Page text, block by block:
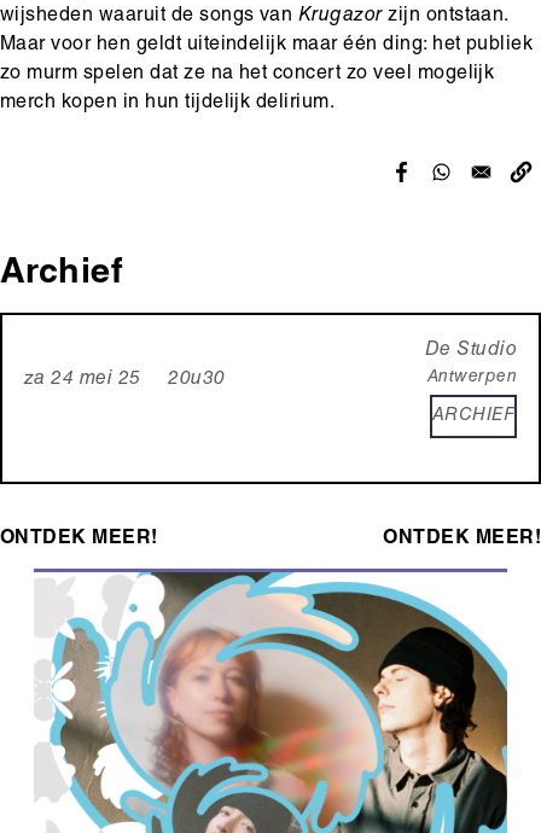
wijsheden waaruit de songs van Krugazorzijn ontstaan.
Maar voor hen geldt uiteindelijk maar één ding: het publiek
zo murm spelen dat ze na het concert zo veel mogelijk
merch kopen in hun tijdelijk delirium.
Archief
za 24 mei 25 20u30
De Studio
Antwerpen
ARCHIEF
ONTDEK MEER! ONTDEK MEER!